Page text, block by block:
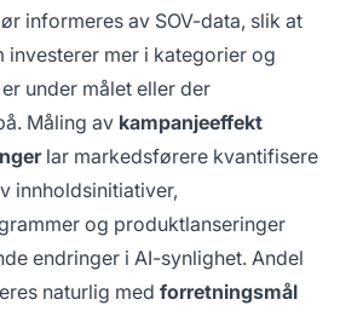
informeres av SOV-data, slik at
investerer mer i kategorier og
under målet eller der
Måling av kampanjeeffekt
lar markedsførere kvantifisere
innholdsinitiativer,
og produktlanseringer
endringer i AI-synlighet. Andel
naturlig med forretningsmål